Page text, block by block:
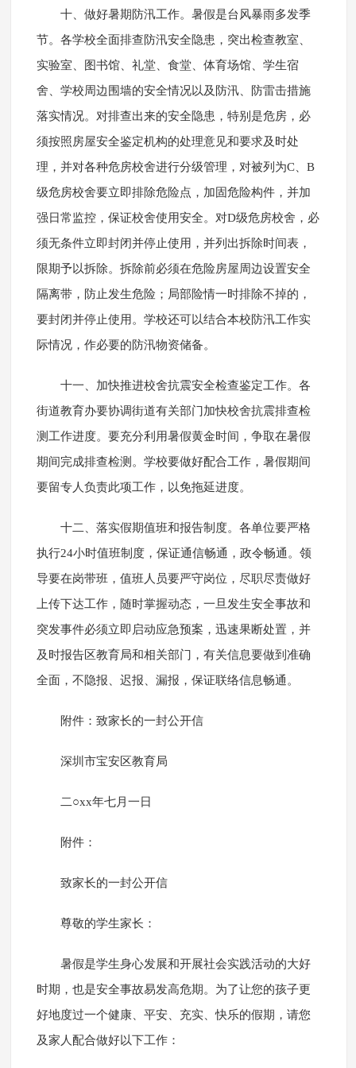
十、做好暑期防汛工作。暑假是台风暴雨多发季
节。各学校全面排查防汛安全隐患，突出检查教室、
实验室、图书馆、礼堂、食堂、体育场馆、学生宿
舍、学校周边围墙的安全情况以及防汛、防雷击措施
落实情况。对排查出来的安全隐患，特别是危房，必
须按照房屋安全鉴定机构的处理意见和要求及时处
理，并对各种危房校舍进行分级管理，对被列为C、B
级危房校舍要立即排除危险点，加固危险构件，并加
强日常监控，保证校舍使用安全。对D级危房校舍，必
须无条件立即封闭并停止使用，并列出拆除时间表，
限期予以拆除。拆除前必须在危险房屋周边设置安全
隔离带，防止发生危险；局部险情一时排除不掉的，
要封闭并停止使用。学校还可以结合本校防汛工作实
际情况，作必要的防汛物资储备。
十一、加快推进校舍抗震安全检查鉴定工作。各
街道教育办要协调街道有关部门加快校舍抗震排查检
测工作进度。要充分利用暑假黄金时间，争取在暑假
期间完成排查检测。学校要做好配合工作，暑假期间
要留专人负责此项工作，以免拖延进度。
十二、落实假期值班和报告制度。各单位要严格
执行24小时值班制度，保证通信畅通，政令畅通。领
导要在岗带班，值班人员要严守岗位，尽职尽责做好
上传下达工作，随时掌握动态，一旦发生安全事故和
突发事件必须立即启动应急预案，迅速果断处置，并
及时报告区教育局和相关部门，有关信息要做到准确
全面，不隐报、迟报、漏报，保证联络信息畅通。
附件：致家长的一封公开信
深圳市宝安区教育局
二○xx年七月一日
附件：
致家长的一封公开信
尊敬的学生家长：
暑假是学生身心发展和开展社会实践活动的大好
时期，也是安全事故易发高危期。为了让您的孩子更
好地度过一个健康、平安、充实、快乐的假期，请您
及家人配合做好以下工作：